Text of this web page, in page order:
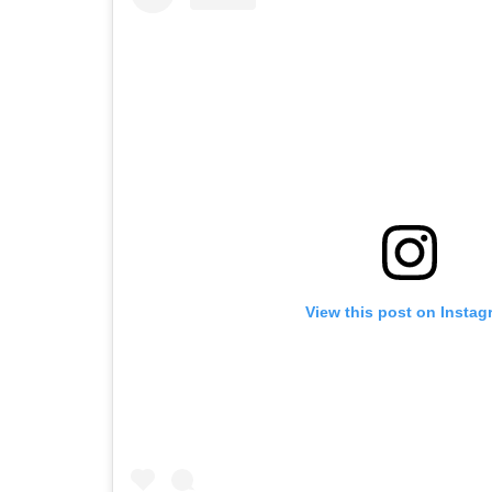
View this post on